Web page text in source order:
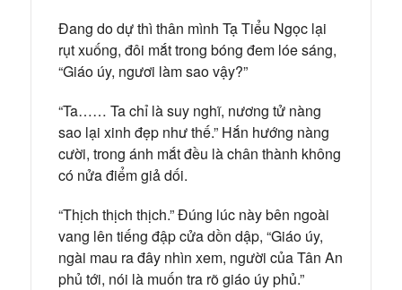
Đang do dự thì thân mình Tạ Tiểu Ngọc lại
rụt xuống, đôi mắt trong bóng đem lóe sáng,
“Giáo úy, ngươi làm sao vậy?”
“Ta…… Ta chỉ là suy nghĩ, nương tử nàng
sao lại xinh đẹp như thế.” Hắn hướng nàng
cười, trong ánh mắt đều là chân thành không
có nửa điểm giả dối.
“Thịch thịch thịch.” Đúng lúc này bên ngoài
vang lên tiếng đập cửa dồn dập, “Giáo úy,
ngài mau ra đây nhìn xem, người của Tân An
phủ tới, nói là muốn tra rõ giáo úy phủ.”